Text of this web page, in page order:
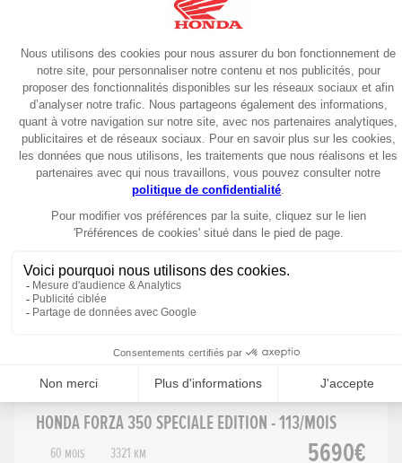
Enduro 2025
HONDA CRF 450 RX RALLY HRC
Non Garantie 151 km 38990€
Scooter
HONDA FORZA 350 SPECIALE EDITION - 113/MOIS
60 mois 3321 km 5690€